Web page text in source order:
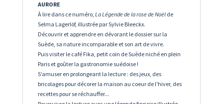
AURORE
À lire dans ce numéro, La Légende de la rose de Noël de
Selma Lagerlöf, illustrée par Sylvie Bleeckx.
Découvrir et apprendre en dévorant le dossier sur la
Suède, sa nature incomparable et son art de vivre.
Puis visiter le café Fika, petit coin de Suède niché en plein
Paris et goûter la gastronomie suédoise !
S’amuser en prolongeant la lecture : des jeux, des
bricolages pour décorer la maison au coeur de l'hiver, des
recettes pour se réchauffer...